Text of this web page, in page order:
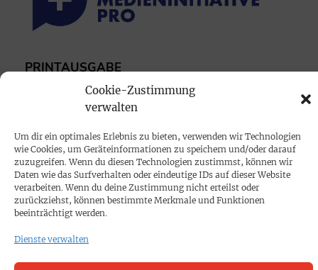
Cookie-Zustimmung
verwalten
Um dir ein optimales Erlebnis zu bieten, verwenden wir Technologien
wie Cookies, um Geräteinformationen zu speichern und/oder darauf
zuzugreifen. Wenn du diesen Technologien zustimmst, können wir
Daten wie das Surfverhalten oder eindeutige IDs auf dieser Website
verarbeiten. Wenn du deine Zustimmung nicht erteilst oder
zurückziehst, können bestimmte Merkmale und Funktionen
beeinträchtigt werden.
Dienste verwalten
PRINTAUSGABE
Mediadaten
PROKOMPAKT
Impressum
SPENDEN
Datenschutz